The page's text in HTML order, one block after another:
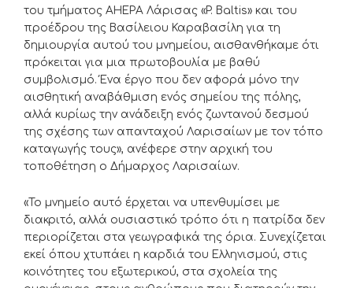
του τμήματος AHEPA Λάρισας «P. Baltis» και του
προέδρου της Βασίλειου Καραβασίλη για τη
δημιουργία αυτού του μνημείου, αισθανθήκαμε ότι
πρόκειται για μια πρωτοβουλία με βαθύ
συμβολισμό. Ένα έργο που δεν αφορά μόνο την
αισθητική αναβάθμιση ενός σημείου της πόλης,
αλλά κυρίως την ανάδειξη ενός ζωντανού δεσμού
της σχέσης των απανταχού Λαρισαίων με τον τόπο
καταγωγής τους», ανέφερε στην αρχική του
τοποθέτηση ο Δήμαρχος Λαρισαίων.
«Το μνημείο αυτό έρχεται να υπενθυμίσει με
διακριτό, αλλά ουσιαστικό τρόπο ότι η πατρίδα δεν
περιορίζεται στα γεωγραφικά της όρια. Συνεχίζεται
εκεί όπου χτυπάει η καρδιά του Ελληνισμού, στις
κοινότητες του εξωτερικού, στα σχολεία της